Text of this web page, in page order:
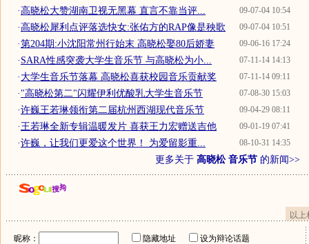
09-07-04 10:54
·高晓松大赞湖南卫视无黑幕 直言不靠当评...
09-07-04 10:51
·高晓松犀利点评落选快女:张佑方的RAP像是秧歌
09-06-16 17:24
·第204期:小沈阳常州行始末 高晓松娶80后娇妻
07-11-14 14:13
·SARA性感突袭大学生音乐节 与高晓松为小...
07-11-14 09:11
·大学生音乐节落幕 高晓松喜获校园音乐贡献奖
07-08-30 15:03
·"高晓松第二"闪耀伊利优酸乳大学生音乐节
09-04-29 08:11
·许巍王若琳领衔第二届杭州西湖现代音乐节
09-01-19 07:41
·王若琳全新专辑温暖发片 喜获王力宏赠送吉他
08-10-31 14:35
·许巍，让我们更爱这个世界！ 为爱留影重...
更多关于 高晓松 音乐节 的新闻>>
以
昵称： 隐藏地址 设为辩论话题